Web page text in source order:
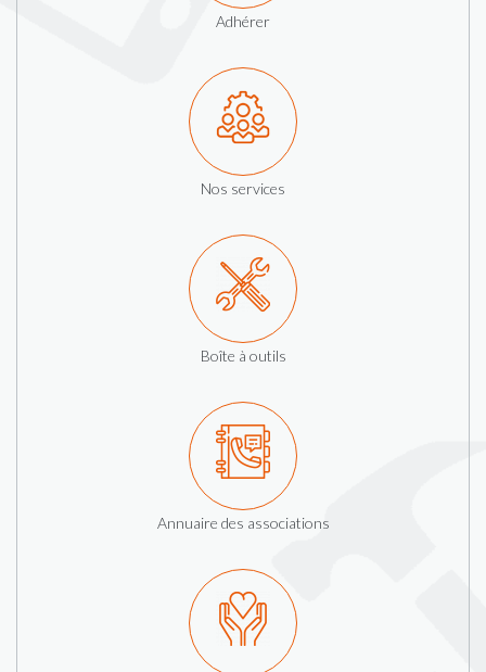
Adhérer
Nos services
Boîte à outils
Annuaire des associations